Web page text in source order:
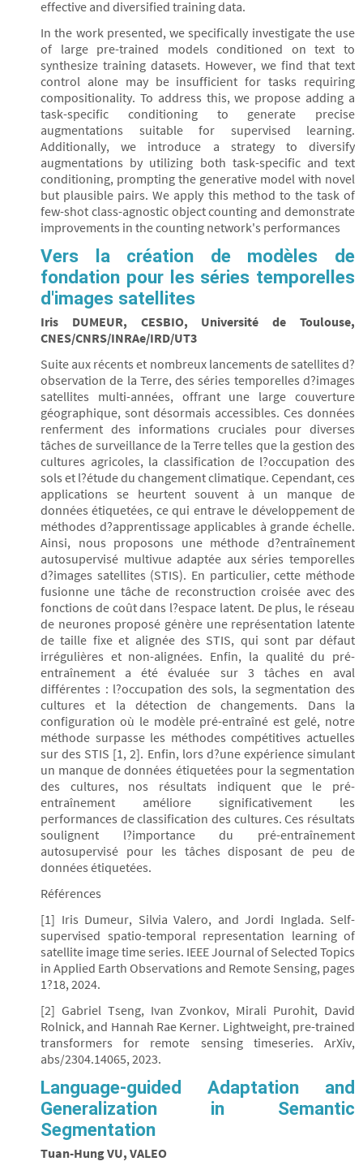
effective and diversified training data.
In the work presented, we specifically investigate the use
of large pre-trained models conditioned on text to
synthesize training datasets. However, we find that text
control alone may be insufficient for tasks requiring
compositionality. To address this, we propose adding a
task-specific conditioning to generate precise
augmentations suitable for supervised learning.
Additionally, we introduce a strategy to diversify
augmentations by utilizing both task-specific and text
conditioning, prompting the generative model with novel
but plausible pairs. We apply this method to the task of
few-shot class-agnostic object counting and demonstrate
improvements in the counting network's performances
Vers la création de modèles de
fondation pour les séries temporelles
d'images satellites
Iris DUMEUR, CESBIO, Université de Toulouse,
CNES/CNRS/INRAe/IRD/UT3
Suite aux récents et nombreux lancements de satellites d?
observation de la Terre, des séries temporelles d?images
satellites multi-années, offrant une large couverture
géographique, sont désormais accessibles. Ces données
renferment des informations cruciales pour diverses
tâches de surveillance de la Terre telles que la gestion des
cultures agricoles, la classification de l?occupation des
sols et l?étude du changement climatique. Cependant, ces
applications se heurtent souvent à un manque de
données étiquetées, ce qui entrave le développement de
méthodes d?apprentissage applicables à grande échelle.
Ainsi, nous proposons une méthode d?entraînement
autosupervisé multivue adaptée aux séries temporelles
d?images satellites (STIS). En particulier, cette méthode
fusionne une tâche de reconstruction croisée avec des
fonctions de coût dans l?espace latent. De plus, le réseau
de neurones proposé génère une représentation latente
de taille fixe et alignée des STIS, qui sont par défaut
irrégulières et non-alignées. Enfin, la qualité du pré-
entraînement a été évaluée sur 3 tâches en aval
différentes : l?occupation des sols, la segmentation des
cultures et la détection de changements. Dans la
configuration où le modèle pré-entraîné est gelé, notre
méthode surpasse les méthodes compétitives actuelles
sur des STIS [1, 2]. Enfin, lors d?une expérience simulant
un manque de données étiquetées pour la segmentation
des cultures, nos résultats indiquent que le pré-
entraînement améliore significativement les
performances de classification des cultures. Ces résultats
soulignent l?importance du pré-entraînement
autosupervisé pour les tâches disposant de peu de
données étiquetées.
Références
[1] Iris Dumeur, Silvia Valero, and Jordi Inglada. Self-
supervised spatio-temporal representation learning of
satellite image time series. IEEE Journal of Selected Topics
in Applied Earth Observations and Remote Sensing, pages
1?18, 2024.
[2] Gabriel Tseng, Ivan Zvonkov, Mirali Purohit, David
Rolnick, and Hannah Rae Kerner. Lightweight, pre-trained
transformers for remote sensing timeseries. ArXiv,
abs/2304.14065, 2023.
Language-guided Adaptation and
Generalization in Semantic
Segmentation
Tuan-Hung VU, VALEO